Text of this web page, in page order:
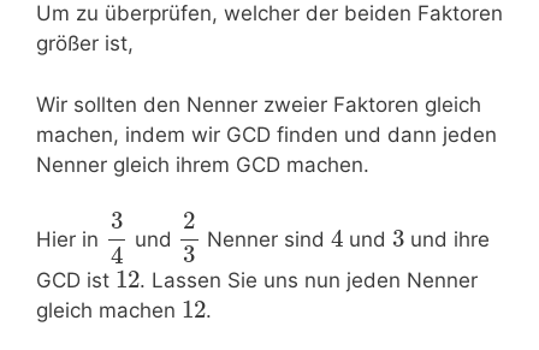
Um zu überprüfen, welcher der beiden Faktoren
größer ist,
Wir sollten den Nenner zweier Faktoren gleich
machen, indem wir GCD finden und dann jeden
Nenner gleich ihrem GCD machen.
Hier in
3
4
und
2
3
Nenner sind4 und 3 und ihre
GCD ist 12. Lassen Sie uns nun jeden Nenner
gleich machen 12.